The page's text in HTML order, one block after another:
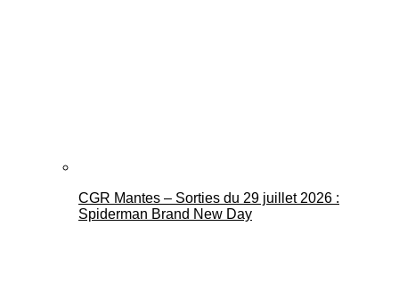
CGR Mantes – Sorties du 29 juillet 2026 :
Spiderman Brand New Day